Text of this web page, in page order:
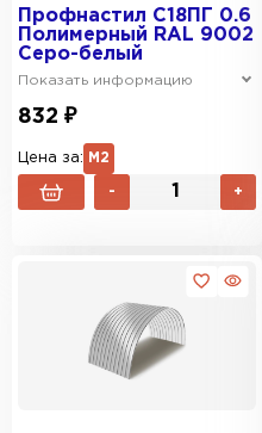
Профнастил C18ПГ 0.6
Полимерный RAL 9002
Серо-белый
Показать информацию
832 ₽
Цена за: М2
- +